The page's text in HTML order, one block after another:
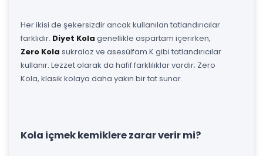
Her ikisi de şekersizdir ancak kullanılan tatlandırıcılar
farklıdır. Diyet Kola genellikle aspartam içerirken,
Zero Kola sukraloz ve asesülfam K gibi tatlandırıcılar
kullanır. Lezzet olarak da hafif farklılıklar vardır; Zero
Kola, klasik kolaya daha yakın bir tat sunar.
Kola içmek kemiklere zarar verir mi?